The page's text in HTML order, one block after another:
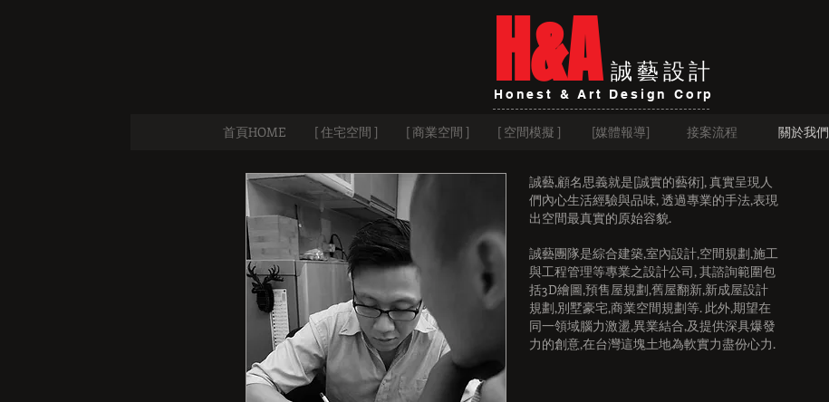
誠藝設計
Honest & Art Design Corp
H&A
首頁HOME [ 住宅空間 ] [ 商業空間 ] [ 空間模擬 ] [媒體報導] 接案流程 關於我們
誠藝,顧名思義就是[誠實的藝術], 真實呈現人
們內心生活經驗與品味, 透過專業的手法,表現
出空間最真實的原始容貌.
誠藝團隊是綜合建築,室內設計,空間規劃,施工
與工程管理等專業之設計公司, 其諮詢範圍包
括3D繪圖,預售屋規劃,舊屋翻新,新成屋設計
規劃,別墅豪宅,商業空間規劃等. 此外,期望在
同一領域腦力激盪,異業結合,及提供深具爆發
力的創意,在台灣這塊土地為軟實力盡份心力.